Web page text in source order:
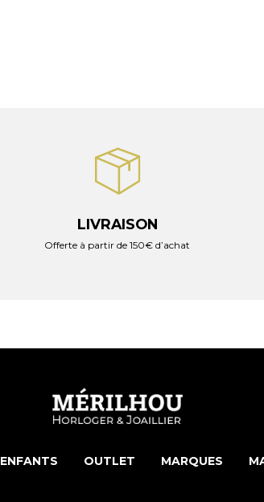
LIVRAISON
Offerte à partir de 150€ d’achat
ENFANTS OUTLET MARQUES